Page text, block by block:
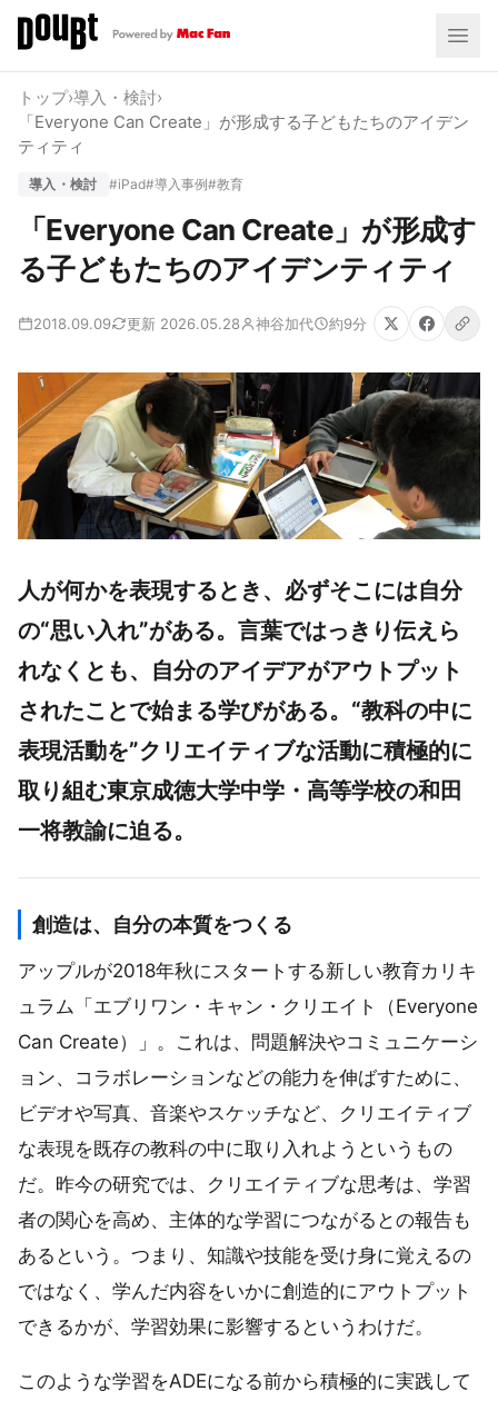
トップ›導入・検討›
「Everyone Can Create」が形成する子どもたちのアイデン
ティティ
導入・検討 #iPad#導入事例#教育
「Everyone Can Create」が形成す
る子どもたちのアイデンティティ
2018.09.09 更新 2026.05.28 神谷加代 約9分
人が何かを表現するとき、必ずそこには自分
の“思い入れ”がある。言葉ではっきり伝えら
れなくとも、自分のアイデアがアウトプット
されたことで始まる学びがある。“教科の中に
表現活動を”クリエイティブな活動に積極的に
取り組む東京成徳大学中学・高等学校の和田
一将教諭に迫る。
創造は、自分の本質をつくる
アップルが2018年秋にスタートする新しい教育カリキ
ュラム「エブリワン・キャン・クリエイト（Everyone
Can Create）」。これは、問題解決やコミュニケーシ
ョン、コラボレーションなどの能力を伸ばすために、
ビデオや写真、音楽やスケッチなど、クリエイティブ
な表現を既存の教科の中に取り入れようというもの
だ。昨今の研究では、クリエイティブな思考は、学習
者の関心を高め、主体的な学習につながるとの報告も
あるという。つまり、知識や技能を受け身に覚えるの
ではなく、学んだ内容をいかに創造的にアウトプット
できるかが、学習効果に影響するというわけだ。
このような学習をADEになる前から積極的に実践して